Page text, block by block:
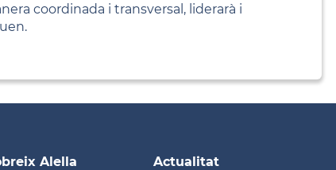
coordinada i transversal, liderarà i
Alella Actualitat